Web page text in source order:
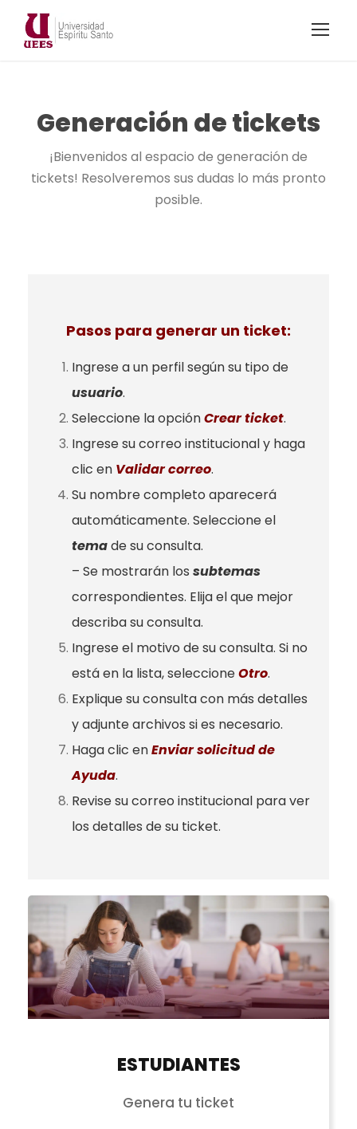
Generación de tickets
¡Bienvenidos al espacio de generación de
tickets! Resolveremos sus dudas lo más pronto
posible.
Pasos para generar un ticket:
Ingrese a un perfil según su tipo de
usuario.
Seleccione la opciónCrear ticket.
Ingrese su correo institucional y haga
clic en Validar correo.
Su nombre completo aparecerá
automáticamente. Seleccione el
temade su consulta.
– Se mostrarán los subtemas
correspondientes. Elija el que mejor
describa su consulta.
Ingrese el motivo de su consulta. Si no
está en la lista, seleccioneOtro.
Explique su consulta con más detalles
y adjunte archivos si es necesario.
Haga clic enEnviar solicitud de
Ayuda.
Revise su correo institucional para ver
los detalles de su ticket.
ESTUDIANTES
Genera tu ticket